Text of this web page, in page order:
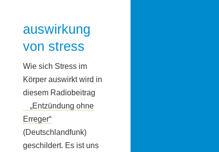
auswirkung
von stress
Wie sich Stress im
Körper auswirkt wird in
diesem Radiobeitrag
„Entzündung ohne
Erreger“
(Deutschlandfunk)
geschildert. Es ist uns